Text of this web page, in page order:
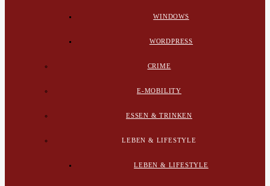
WINDOWS
WORDPRESS
CRIME
E-MOBILITY
ESSEN & TRINKEN
LEBEN & LIFESTYLE
LEBEN & LIFESTYLE